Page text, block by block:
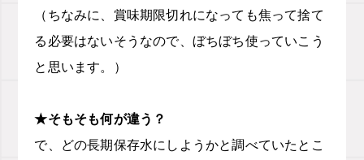
（ちなみに、賞味期限切れになっても焦って捨て
る必要はないそうなので、ぼちぼち使っていこう
と思います。）
★そもそも何が違う？
で、どの長期保存水にしようかと調べていたとこ